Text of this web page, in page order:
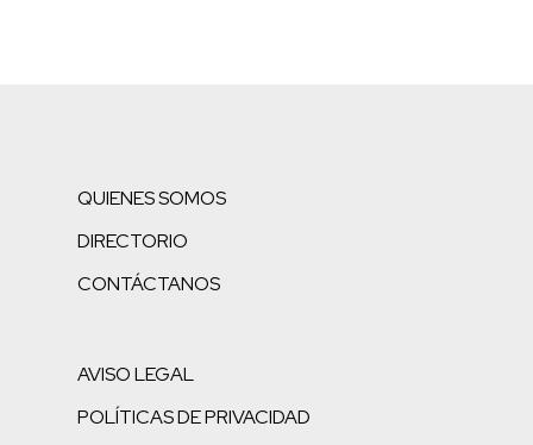
QUIENES SOMOS
DIRECTORIO
CONTÁCTANOS
AVISO LEGAL
POLÍTICAS DE PRIVACIDAD